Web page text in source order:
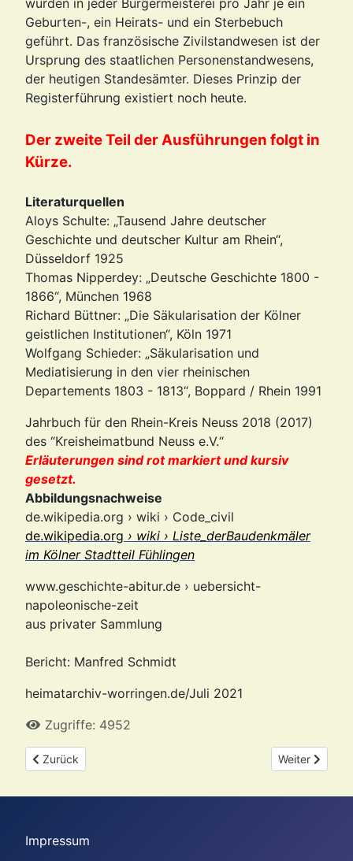
wurden in jeder Bürgermeisterei pro Jahr je ein
Geburten-, ein Heirats- und ein Sterbebuch
geführt. Das französische Zivilstandwesen ist der
Ursprung des staatlichen Personenstandwesens,
der heutigen Standesämter. Dieses Prinzip der
Registerführung existiert noch heute.
Der zweite Teil der Ausführungen folgt in
Kürze.
Literaturquellen
Aloys Schulte: „Tausend Jahre deutscher
Geschichte und deutscher Kultur am Rhein“,
Düsseldorf 1925
Thomas Nipperdey: „Deutsche Geschichte 1800 -
1866“, München 1968
Richard Büttner: „Die Säkularisation der Kölner
geistlichen Institutionen“, Köln 1971
Wolfgang Schieder: „Säkularisation und
Mediatisierung in den vier rheinischen
Departements 1803 - 1813“, Boppard / Rhein 1991
Jahrbuch für den Rhein-Kreis Neuss 2018 (2017)
des “Kreisheimatbund Neuss e.V.“
Erläuterungen sind rot markiert und kursiv
gesetzt.
Abbildungsnachweise
de.wikipedia.org › wiki › Code_civil
de.wikipedia.org › wiki › Liste_derBaudenkmäler
im Kölner Stadtteil Fühlingen
www.geschichte-abitur.de › uebersicht-
napoleonische-zeit
aus privater Sammlung
Bericht: Manfred Schmidt
heimatarchiv-worringen.de/Juli 2021
Zugriffe: 4952
Vorheriger Beitrag: Als Worringen in Frankreich lag -
Zurück Nächster
Weiter
Impressum